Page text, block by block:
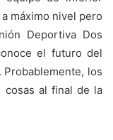
máximo nivel pero
Deportiva Dos
el futuro del
los
cosas al final de la